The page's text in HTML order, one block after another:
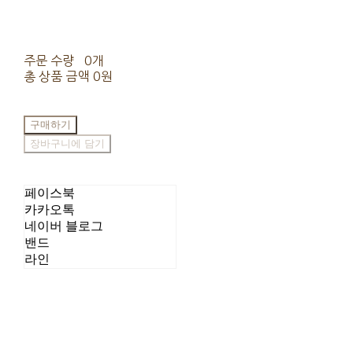
주문 수량
0개
총 상품 금액 0원
구매하기
장바구니에 담기
페이스북
카카오톡
네이버 블로그
밴드
라인